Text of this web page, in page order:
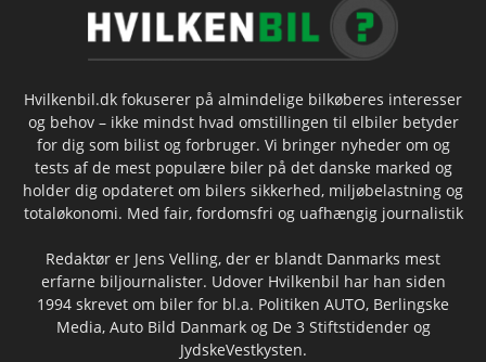
Hvilkenbil.dk fokuserer på almindelige bilkøberes interesser
og behov – ikke mindst hvad omstillingen til elbiler betyder
for dig som bilist og forbruger. Vi bringer nyheder om og
tests af de mest populære biler på det danske marked og
holder dig opdateret om bilers sikkerhed, miljøbelastning og
totaløkonomi. Med fair, fordomsfri og uafhængig journalistik
Redaktør er Jens Velling, der er blandt Danmarks mest
erfarne biljournalister. Udover Hvilkenbil har han siden
1994 skrevet om biler for bl.a. Politiken AUTO, Berlingske
Media, Auto Bild Danmark og De 3 Stiftstidender og
JydskeVestkysten.